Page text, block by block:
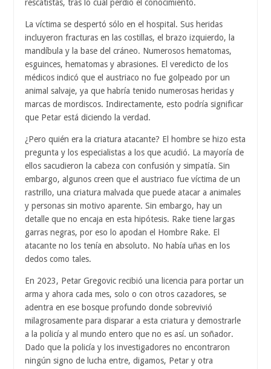
rescatistas, tras lo cual perdió el conocimiento.
La víctima se despertó sólo en el hospital. Sus heridas
incluyeron fracturas en las costillas, el brazo izquierdo, la
mandíbula y la base del cráneo. Numerosos hematomas,
esguinces, hematomas y abrasiones. El veredicto de los
médicos indicó que el austriaco no fue golpeado por un
animal salvaje, ya que habría tenido numerosas heridas y
marcas de mordiscos. Indirectamente, esto podría significar
que Petar está diciendo la verdad.
¿Pero quién era la criatura atacante? El hombre se hizo esta
pregunta y los especialistas a los que acudió. La mayoría de
ellos sacudieron la cabeza con confusión y simpatía. Sin
embargo, algunos creen que el austriaco fue víctima de un
rastrillo, una criatura malvada que puede atacar a animales
y personas sin motivo aparente. Sin embargo, hay un
detalle que no encaja en esta hipótesis. Rake tiene largas
garras negras, por eso lo apodan el Hombre Rake. El
atacante no los tenía en absoluto. No había uñas en los
dedos como tales.
En 2023, Petar Gregovic recibió una licencia para portar un
arma y ahora cada mes, solo o con otros cazadores, se
adentra en ese bosque profundo donde sobrevivió
milagrosamente para disparar a esta criatura y demostrarle
a la policía y al mundo entero que no es así. un soñador.
Dado que la policía y los investigadores no encontraron
ningún signo de lucha entre, digamos, Petar y otra